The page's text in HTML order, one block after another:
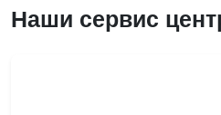
Наши сервис